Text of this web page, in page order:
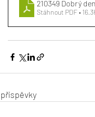
210349 Dobrý
Stáhnout PDF •